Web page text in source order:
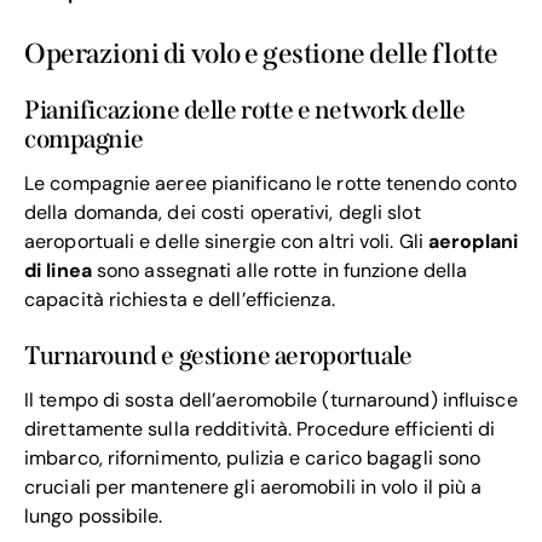
Operazioni di volo e gestione delle flotte
Pianificazione delle rotte e network delle
compagnie
Le compagnie aeree pianificano le rotte tenendo conto
della domanda, dei costi operativi, degli slot
aeroportuali e delle sinergie con altri voli. Gliaeroplani
di lineasono assegnati alle rotte in funzione della
capacità richiesta e dell’efficienza.
Turnaround e gestione aeroportuale
Il tempo di sosta dell’aeromobile (turnaround) influisce
direttamente sulla redditività. Procedure efficienti di
imbarco, rifornimento, pulizia e carico bagagli sono
cruciali per mantenere gli aeromobili in volo il più a
lungo possibile.